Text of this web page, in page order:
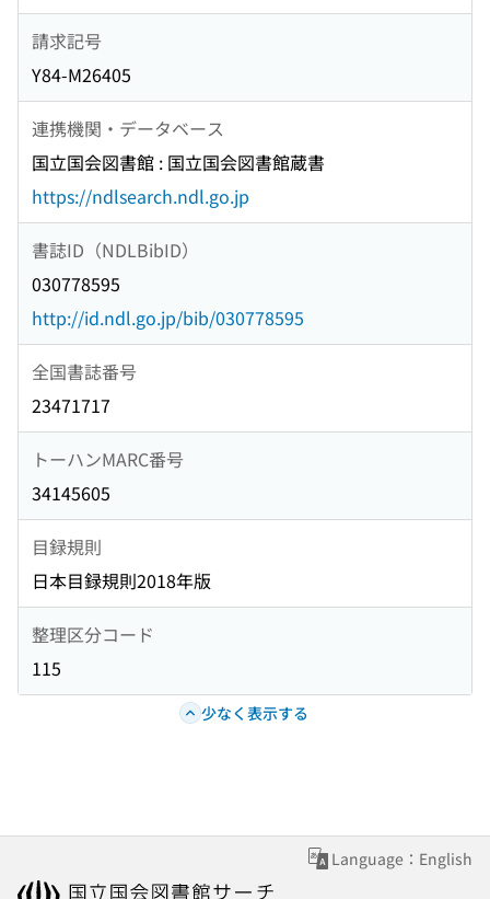
請求記号
Y84-M26405
連携機関・データベース
国立国会図書館 : 国立国会図書館蔵書
https://ndlsearch.ndl.go.jp
書誌ID（NDLBibID）
030778595
http://id.ndl.go.jp/bib/030778595
全国書誌番号
23471717
トーハンMARC番号
34145605
目録規則
日本目録規則2018年版
整理区分コード
115
少なく表示する
Language：English